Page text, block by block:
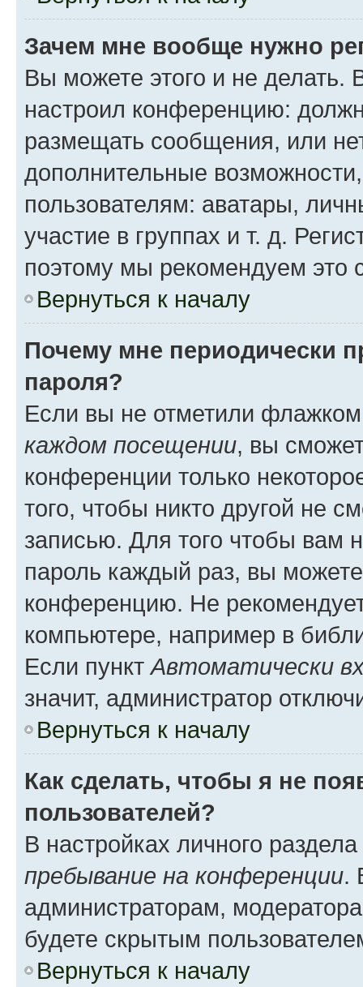
Зачем мне вообще нужно
Вы можете этого и не делать.
настроил конференцию:
размещать сообщения, или
дополнительные
пользователям: аватары,
участие в группах и т. д.
поэтому мы рекомендуем это
Вернуться к началу
Почему мне периодически
пароля?
Если вы не отметили
каждом посещении, вы
конференции только
того, чтобы никто другой не
записью. Для того чтобы вам
пароль каждый раз, вы
конференцию. Не
компьютере, например в
Если пунктАвтоматически
значит, администратор
Вернуться к началу
Как сделать, чтобы я не
пользователей?
В настройках личного
пребывание на конференции.
администраторам,
будете скрытым
Вернуться к началу